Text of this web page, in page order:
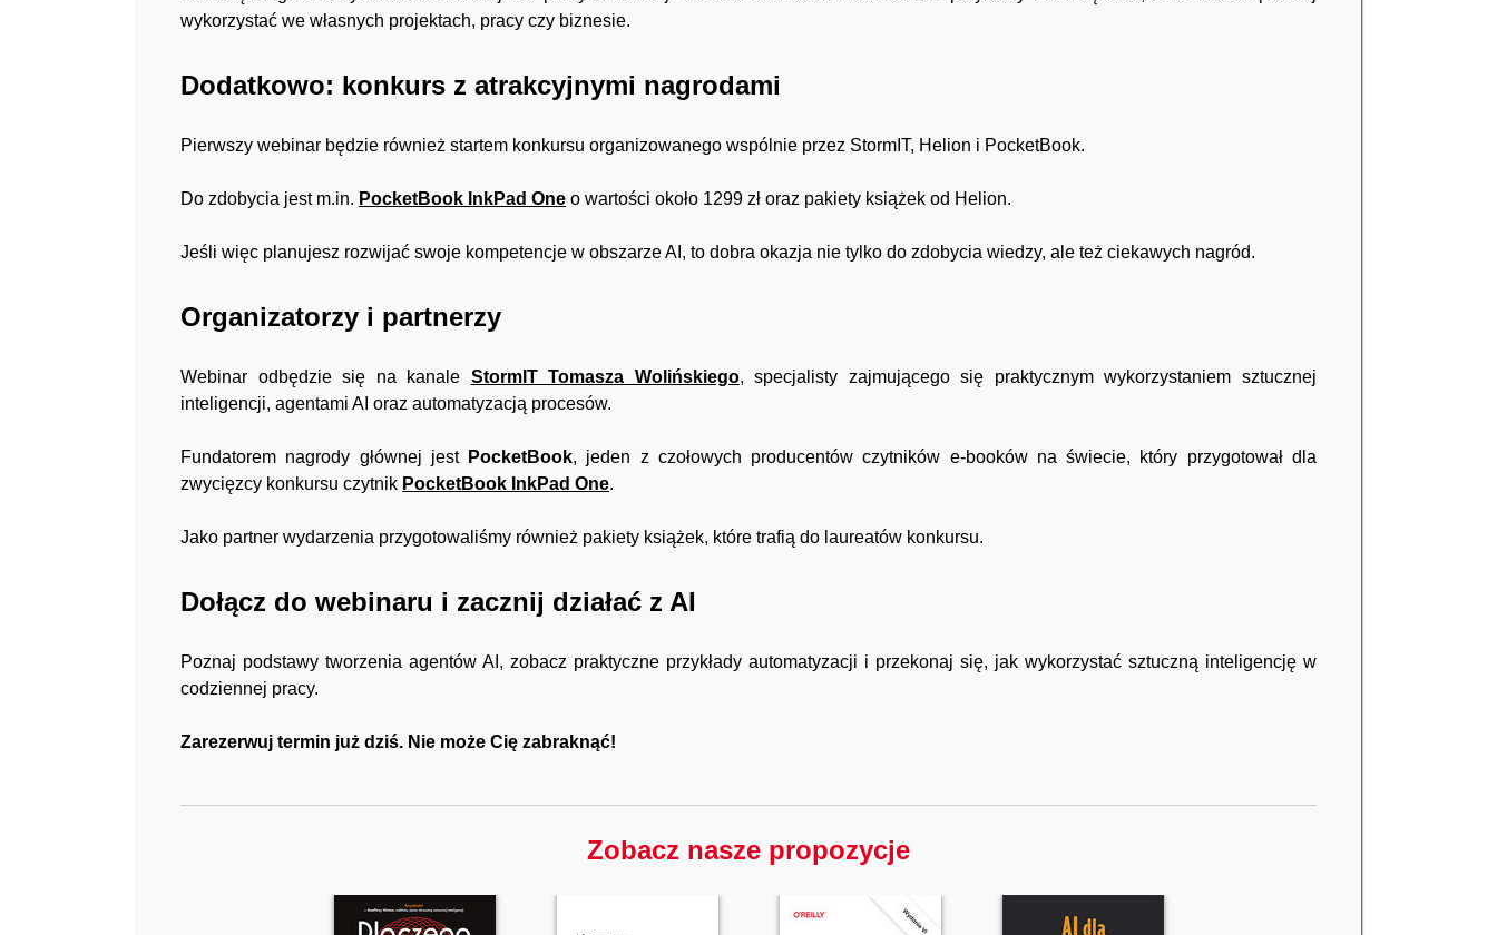
wykorzystać we własnych projektach, pracy czy biznesie.
Dodatkowo: konkurs z atrakcyjnymi nagrodami
Pierwszy webinar będzie również startem konkursu organizowanego wspólnie przez StormIT, Helion i PocketBook.
Do zdobycia jest m.in. PocketBook InkPad One o wartości około 1299 zł oraz pakiety książek od Helion.
Jeśli więc planujesz rozwijać swoje kompetencje w obszarze AI, to dobra okazja nie tylko do zdobycia wiedzy, ale też ciekawych nagród.
Organizatorzy i partnerzy
Webinar odbędzie się na kanale StormIT Tomasza Wolińskiego, specjalisty zajmującego się praktycznym wykorzystaniem sztucznej
inteligencji, agentami AI oraz automatyzacją procesów.
Fundatorem nagrody głównej jest PocketBook, jeden z czołowych producentów czytników e-booków na świecie, który przygotował dla
zwycięzcy konkursu czytnik PocketBook InkPad One.
Jako partner wydarzenia przygotowaliśmy również pakiety książek, które trafią do laureatów konkursu.
Dołącz do webinaru i zacznij działać z AI
Poznaj podstawy tworzenia agentów AI, zobacz praktyczne przykłady automatyzacji i przekonaj się, jak wykorzystać sztuczną inteligencję w
codziennej pracy.
Zarezerwuj termin już dziś. Nie może Cię zabraknąć!
Zobacz nasze propozycje